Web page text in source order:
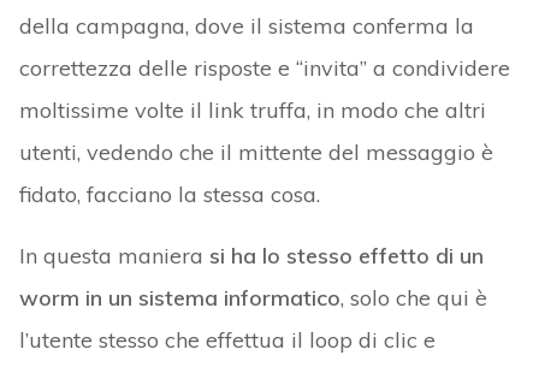
della campagna, dove il sistema conferma la
correttezza delle risposte e “invita” a condividere
moltissime volte il link truffa, in modo che altri
utenti, vedendo che il mittente del messaggio è
fidato, facciano la stessa cosa.
In questa maniera si ha lo stesso effetto di un
worm in un sistema informatico, solo che qui è
l’utente stesso che effettua il loop di clic e